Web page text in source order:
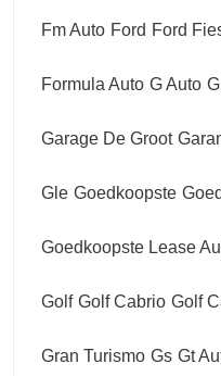
Fm Auto Ford Ford
Formula Auto G Auto
Garage De Groot
Gle Goedkoopste
Goedkoopste Lease
Golf Golf Cabrio Golf
Gran Turismo Gs Gt